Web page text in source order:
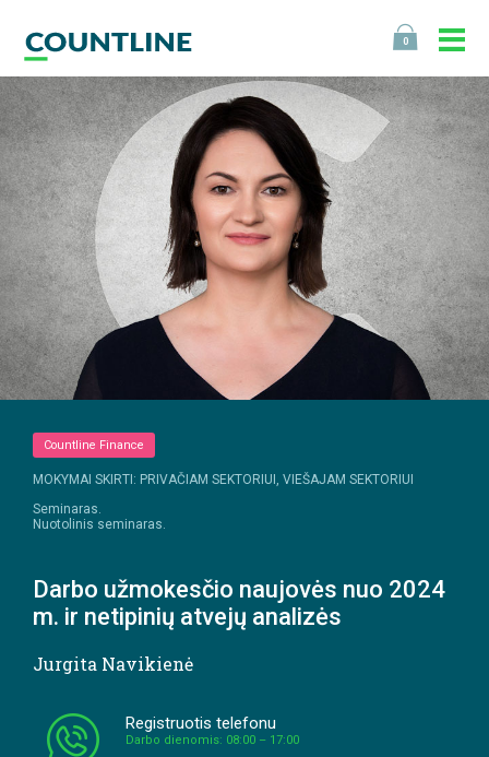
0
Countline Finance
MOKYMAI SKIRTI: PRIVAČIAM SEKTORIUI, VIEŠAJAM SEKTORIUI
Seminaras.
Nuotolinis seminaras.
Darbo užmokesčio naujovės nuo 2024
m. ir netipinių atvejų analizės
Jurgita Navikienė
Registruotis telefonu
Darbo dienomis: 08:00 – 17:00